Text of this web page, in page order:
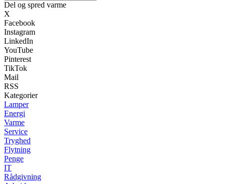
Del og spred varme
X
Facebook
Instagram
LinkedIn
YouTube
Pinterest
TikTok
Mail
RSS
Kategorier
Lamper
Energi
Varme
Service
Tryghed
Flytning
Penge
IT
Rådgivning